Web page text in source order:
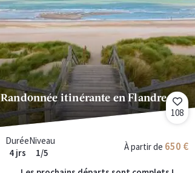
Randonnée itinérante en Flandre
108
Durée
4 jrs
Niveau
1/5
À partir de 650 €